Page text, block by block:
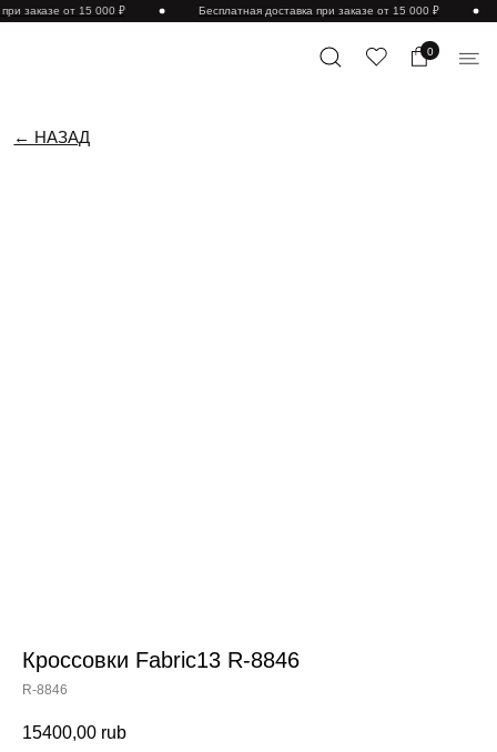
заказе от 15 000 ₽ Бесплатная доставка при заказе от 15 000 ₽
Кроссовки Fabric13 R-8846
R-8846
15400,00 rub